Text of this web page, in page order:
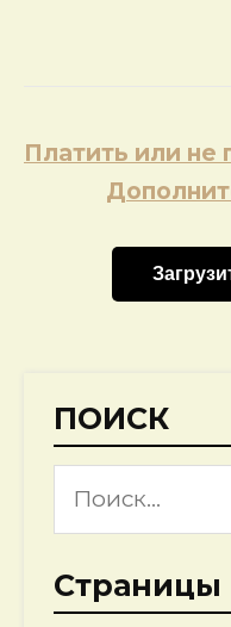
Навигация
Платить или не
ПОИСК
Страницы